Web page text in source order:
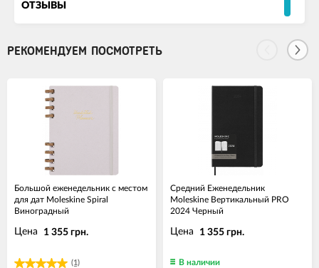
ОТЗЫВЫ
РЕКОМЕНДУЕМ ПОСМОТРЕТЬ
Большой еженедельник с местом
для дат Moleskine Spiral
Виноградный
(1)
Цена 1 355 грн.
Средний Еженедельник
Moleskine Вертикальный PRO
2024 Черный
Цена 1 355 грн.
В наличии